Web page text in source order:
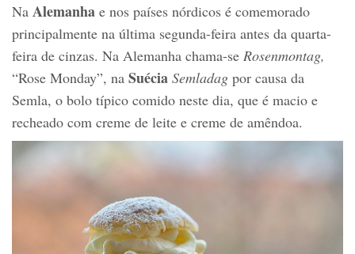
Na Alemanha e nos países nórdicos é comemorado
principalmente na última segunda-feira antes da quarta-
feira de cinzas. Na Alemanha chama-se Rosenmontag,
“Rose Monday”, na Suécia Semladag por causa da
Semla, o bolo típico comido neste dia, que é macio e
recheado com creme de leite e creme de amêndoa.